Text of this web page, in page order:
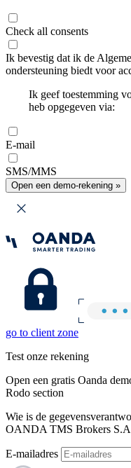
Check all consents
Ik bevestig dat ik de
ondersteuning biedt voor
Ik geef toestemming
heb opgegeven via:
E-mail
SMS/MMS
Open een demo-rekening »
go to client zone
Test onze rekening
Open een gratis Oanda
Rodo section
Wie is de
OANDA TMS Brokers
E-mailadres